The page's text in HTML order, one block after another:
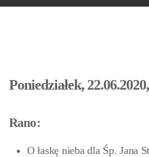
Poniedziałek,
Rano:
O łaskę nieba dla Śp. Jana